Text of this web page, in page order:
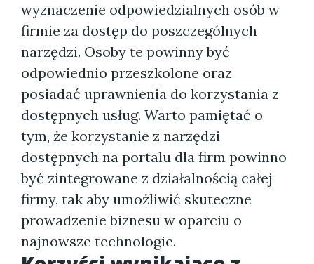
wyznaczenie odpowiedzialnych osób w
firmie za dostęp do poszczególnych
narzędzi. Osoby te powinny być
odpowiednio przeszkolone oraz
posiadać uprawnienia do korzystania z
dostępnych usług. Warto pamiętać o
tym, że korzystanie z narzędzi
dostępnych na portalu dla firm powinno
być zintegrowane z działalnością całej
firmy, tak aby umożliwić skuteczne
prowadzenie biznesu w oparciu o
najnowsze technologie.